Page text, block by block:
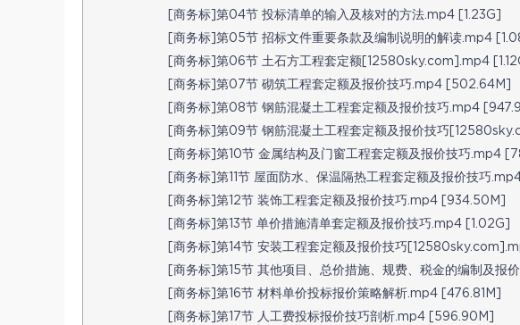
[商务标]第04节 投标清单的输入及核对的方法.mp4 [1.23G]
[商务标]第05节 招标文件重要条款及编制说明的解读.mp4
[商务标]第06节 土石方工程套定额[12580sky.com].mp4
[商务标]第07节 砌筑工程套定额及报价技巧.mp4 [502.64M]
[商务标]第08节 钢筋混凝土工程套定额及报价技巧.mp4
[商务标]第09节 钢筋混凝土工程套定额及报价技巧
[商务标]第10节 金属结构及门窗工程套定额及报价技巧.mp4
[商务标]第11节 屋面防水、保温隔热工程套定额及报价技巧
[商务标]第12节 装饰工程套定额及报价技巧.mp4 [934.50M]
[商务标]第13节 单价措施清单套定额及报价技巧.mp4 [1.02G]
[商务标]第14节 安装工程套定额及报价技巧
[商务标]第15节 其他项目、总价措施、规费、税金的编制及报
[商务标]第16节 材料单价投标报价策略解析.mp4 [476.81M]
[商务标]第17节 人工费投标报价技巧剖析.mp4 [596.90M]